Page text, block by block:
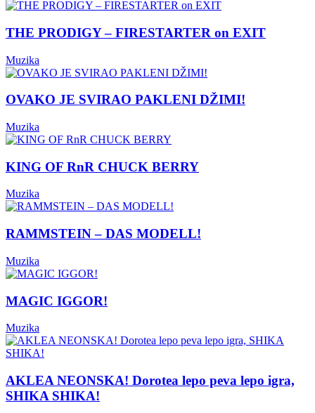
THE PRODIGY – FIRESTARTER on EXIT
Muzika
OVAKO JE SVIRAO PAKLENI DŽIMI!
Muzika
KING OF RnR CHUCK BERRY
Muzika
RAMMSTEIN – DAS MODELL!
Muzika
MAGIC IGGOR!
Muzika
AKLEA NEONSKA! Dorotea lepo peva lepo igra,
SHIKA SHIKA!